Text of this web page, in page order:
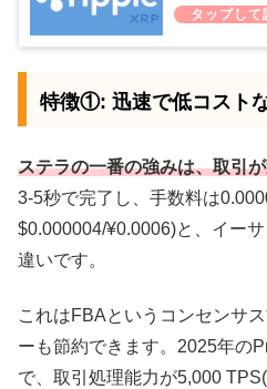
特徴①: 迅速で低コスト
ステラの一番の強みは、取引
3-5秒で完了し、手数料は
$0.000004/¥0.0006)と、イー
違いです。
これはFBAというコンセンサ
ーも節約できます。2025年の
で、取引処理能力が5,000